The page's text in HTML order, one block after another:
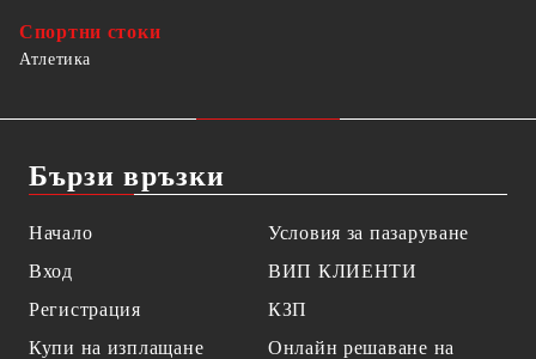
Спортни стоки
Атлетика
Бързи връзки
Начало
Вход
Регистрация
Купи на изплащане
Условия за пазаруване
ВИП КЛИЕНТИ
КЗП
Онлайн решаване на